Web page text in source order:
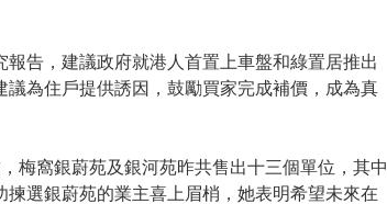
告，建議政府就港人首置上車盤和綠置居推出
議為住戶提供誘因，鼓勵買家完成補價，成為真
梅窩銀蔚苑及銀河苑昨共售出十三個單位，其中
選銀蔚苑的業主喜上眉梢，她表明希望未來在